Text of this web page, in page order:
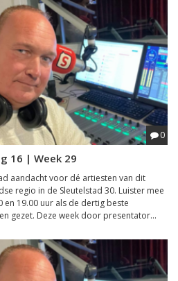
0
16 | Week 29
aandacht voor dé artiesten van dit
regio in de Sleutelstad 30. Luister mee
en 19.00 uur als de dertig beste
gezet. Deze week door presentator...